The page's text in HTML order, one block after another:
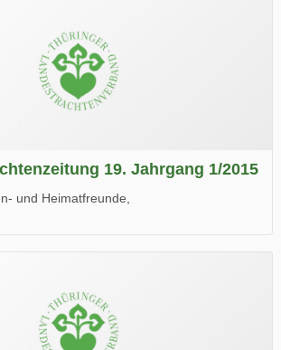
19. Jahrgang 1/2015
und Heimatfreunde,
viel Spaß beim Lesen.